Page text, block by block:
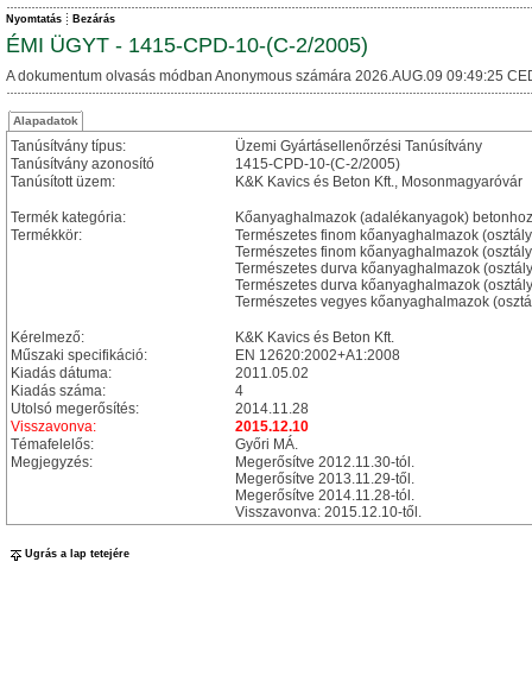
Nyomtatás Bezárás
ÉMI ÜGYT - 1415-CPD-10-(C-2/2005)
A dokumentum olvasás módban Anonymous számára 2026.AUG.09 09:49:25
Alapadatok
Tanúsítvány típus:
Üzemi Gyártásellenőrzési Tanúsítvány
Tanúsítvány azonosító
1415-CPD-10-(C-2/2005)
Tanúsított üzem:
K&K Kavics és Beton Kft., Mosonmagyaróvár
Termék kategória:
Kőanyaghalmazok (adalékanyagok)
Termékkör:
Természetes finom kőanyaghalmazok
Természetes finom kőanyaghalmazok
Természetes durva kőanyaghalmazok
Természetes durva kőanyaghalmazok
Természetes vegyes kőanyaghalmazok
Kérelmező:
K&K Kavics és Beton Kft.
Műszaki specifikáció:
EN 12620:2002+A1:2008
Kiadás dátuma:
2011.05.02
Kiadás száma:
4
Utolsó megerősítés:
2014.11.28
Visszavonva:
2015.12.10
Témafelelős:
Győri MÁ.
Megjegyzés:
Megerősítve 2012.11.30-tól.
Megerősítve 2013.11.29-től.
Megerősítve 2014.11.28-tól.
Visszavonva: 2015.12.10-től.
Ugrás a lap tetejére